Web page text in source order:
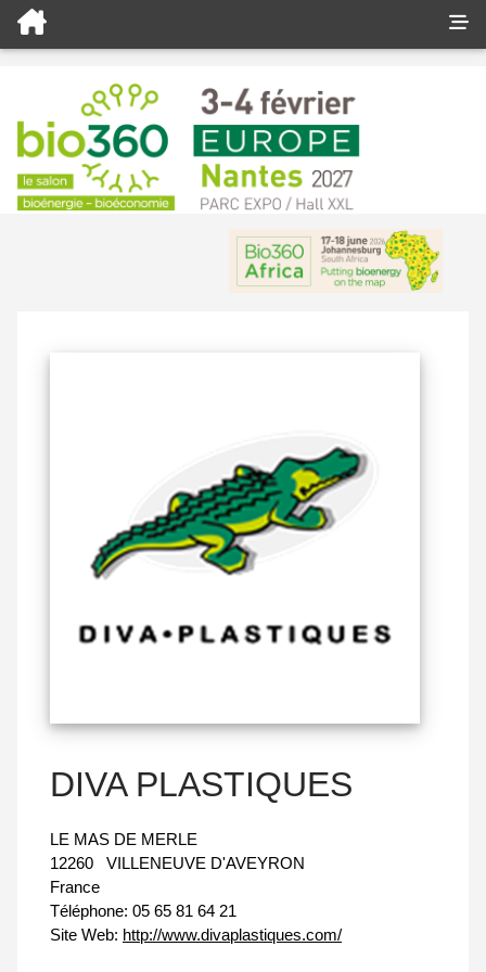
DIVA PLASTIQUES
LE MAS DE MERLE
12260
VILLENEUVE D'AVEYRON
France
Téléphone: 05 65 81 64 21
Site Web: http://www.divaplastiques.com/